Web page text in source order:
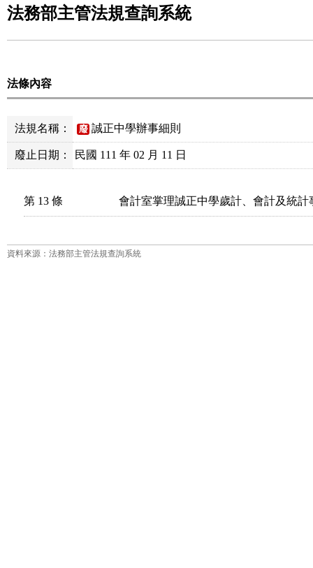
法務部主管法規查詢系統
法條內容
法規名稱： 廢 誠正中學辦事細則
廢止日期： 民國 111 年 02 月 11 日
第 13 條 會計室掌理誠正中學歲計、會計及統計
資料來源：法務部主管法規查詢系統